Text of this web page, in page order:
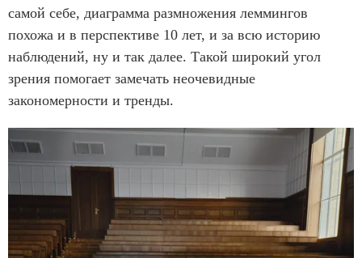
самой себе, диаграмма размножения леммингов
похожа и в перспективе 10 лет, и за всю историю
наблюдений, ну и так далее. Такой широкий угол
зрения помогает замечать неочевидные
закономерности и тренды.